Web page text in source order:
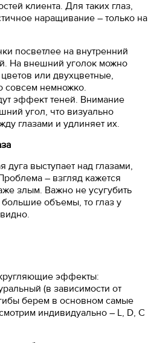
клиента. Для таких глаз,
наращивание – только на
посветлее на внутренний
На внешний уголок можно
или двухцветные,
совсем немножко.
эффект теней. Внимание
угол, что визуально
глазами и удлиняет их.
дуга выступает над глазами,
– взгляд кажется
злым. Важно не усугубить
объемы, то глаз у
эффекты:
(в зависимости от
берем в основном самые
индивидуально – L, D, С